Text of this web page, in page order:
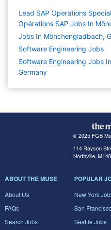
Lead SAP Operations
Opérations SAP Jobs In
Jobs In Mönchengladbach,
Software Engineering Jobs
Software Engineering Jobs
Germany
© 2025 FGB
114 Rayson
Northville, MI
ABOUT THE MUSE
About Us
FAQs
Search Jobs
POPULAR
New York
San
Seattle Jobs